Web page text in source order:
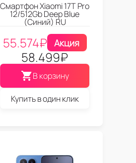
Смартфон Xiaomi 17T Pro
12/512Gb Deep Blue
(Синий) RU
55.574₽ Акция
58.499₽
В корзину
Купить в один клик